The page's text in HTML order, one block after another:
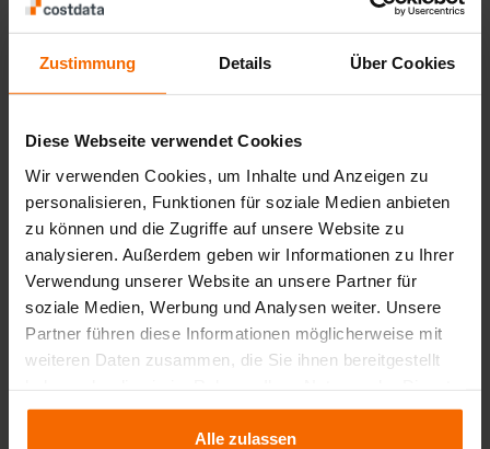
Zustimmung Details Über Cookies
Diese Webseite verwendet Cookies
Wir verwenden Cookies, um Inhalte und Anzeigen zu
personalisieren, Funktionen für soziale Medien anbieten
zu können und die Zugriffe auf unsere Website zu
analysieren. Außerdem geben wir Informationen zu Ihrer
Verwendung unserer Website an unsere Partner für
soziale Medien, Werbung und Analysen weiter. Unsere
Partner führen diese Informationen möglicherweise mit
weiteren Daten zusammen, die Sie ihnen bereitgestellt
gesammelt haben.
Alle zulassen
Nicht zu unterschätzen sind außerdem die
35 % der Gesamtkosten
ausmachen. Diese umfassen unter anderem Personal,
IT-Infrastruktur, Reinraumbetrieb, Energieverbrauch
das Fertigungsverfahren, desto höher der Bedarf an
qualifiziertem Fachpersonal und Prozessüberwachung
– insbesondere bei hochentwickelten Nodes. Da
Overheadkosten stark standortabhängig sind, ist ein
Benchmarking auf Basis regionaler Kennzahlen
unabdingbar.
Ein weiterer Kostentreiber ergibt sich aus der
Anlagennutzung und Durchlaufzeit. Da viele
Maschinen lange belegt sind, müssen die
Abschreibungen präzise auf die gefertigte Stückzahl